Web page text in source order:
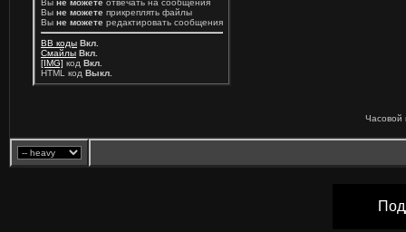
Вы не можете отвечать на сообщения
Вы не можете прикреплять файлы
Вы не можете редактировать сообщения
BB коды Вкл.
Смайлы Вкл.
[IMG] код Вкл.
HTML код Выкл.
Часовой